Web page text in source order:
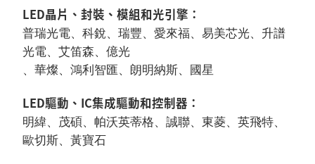
LED晶片、封裝、模組和光引擎：
普瑞光電、科銳、瑞豐、愛來福、易美芯光、升譜
光電、艾笛森、億光
、華燦、鴻利智匯、朗明納斯、國星
LED驅動、IC集成驅動和控制器：
明緯、茂碩、帕沃英蒂格、誠聯、東菱、英飛特、
歐切斯、黃寶石